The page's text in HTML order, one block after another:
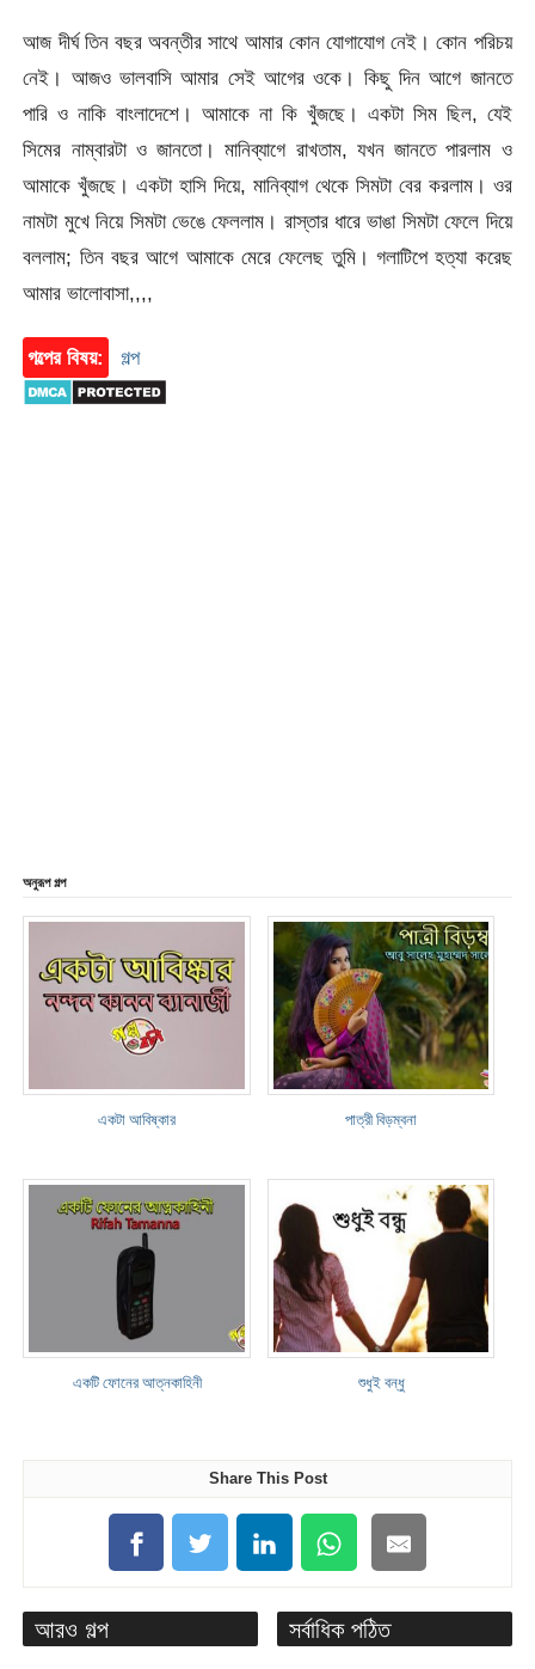
আজ দীর্ঘ তিন বছর অবন্তীর সাথে আমার কোন যোগাযোগ নেই। কোন পরিচয়
নেই। আজও ভালবাসি আমার সেই আগের ওকে। কিছু দিন আগে জানতে
পারি ও নাকি বাংলাদেশে। আমাকে না কি খুঁজছে। একটা সিম ছিল, যেই
সিমের নাম্বারটা ও জানতো। মানিব্যাগে রাখতাম, যখন জানতে পারলাম ও
আমাকে খুঁজছে। একটা হাসি দিয়ে, মানিব্যাগ থেকে সিমটা বের করলাম। ওর
নামটা মুখে নিয়ে সিমটা ভেঙে ফেললাম। রাস্তার ধারে ভাঙা সিমটা ফেলে দিয়ে
বললাম; তিন বছর আগে আমাকে মেরে ফেলেছ তুমি। গলাটিপে হত্যা করেছ
আমার ভালোবাসা,,,,
গল্পের বিষয়: গল্প
অনুরূপ গল্প
একটা আবিষ্কার পাত্রী বিড়ম্বনা
একটি ফোনের আত্নকাহিনী শুধুই বন্ধু
Share This Post
আরও গল্প সর্বাধিক পঠিত